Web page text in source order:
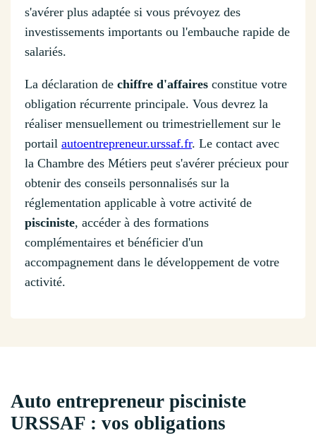
s'avérer plus adaptée si vous prévoyez des
investissements importants ou l'embauche rapide de
salariés.
La déclaration de chiffre d'affaires constitue votre
obligation récurrente principale. Vous devrez la
réaliser mensuellement ou trimestriellement sur le
portail autoentrepreneur.urssaf.fr. Le contact avec
la Chambre des Métiers peut s'avérer précieux pour
obtenir des conseils personnalisés sur la
réglementation applicable à votre activité de
pisciniste, accéder à des formations
complémentaires et bénéficier d'un
accompagnement dans le développement de votre
activité.
Auto entrepreneur pisciniste
URSSAF : vos obligations